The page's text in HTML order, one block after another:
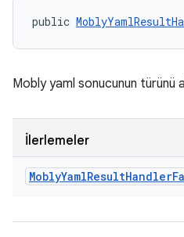
public
Mobly yaml sonucunun türünü
İlerlemeler
MoblyYamlResultHandler